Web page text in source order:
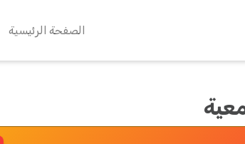
الصفحة الرئيسية